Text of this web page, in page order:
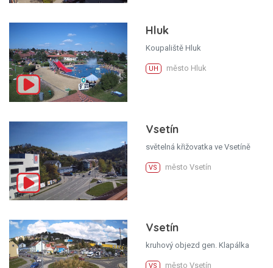
Hluk
Koupaliště Hluk
UH město Hluk
Vsetín
světelná křižovatka ve Vsetíně
VS město Vsetín
Vsetín
kruhový objezd gen. Klapálka
VS město Vsetín